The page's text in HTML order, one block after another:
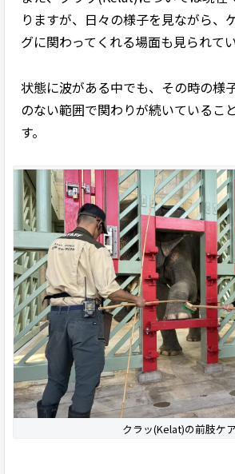
りますが、日々の様子を見ながら、
グに関わってくれる場面も見られてい
状態に波がある中でも、その時の様
のない範囲で関わりが続いているこ
す。
クラッ(Kelat)の前肢ケア